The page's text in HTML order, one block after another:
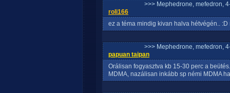
>>> Mephedrone, mefedron,
roli166
ez a téma mindig kivan halva hétvégén..
>>> Mephedrone, mefedron,
papuan taipan
Orálisan fogyasztva kb 15-30 perc a
MDMA, nazálisan inkább sp némi MDMA